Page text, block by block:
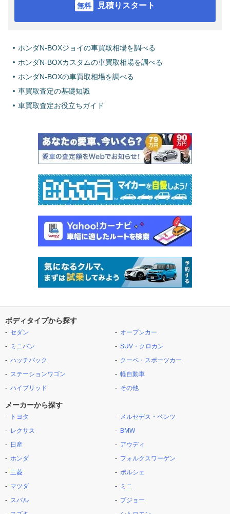
見積りスタート
ホンダN-BOXジョイの車買取相場を調べる
ホンダN-BOXカスタムの車買取相場を調べる
ホンダN-BOXの車買取相場を調べる
車買取査定の基礎知識
車買取査定お役立ちガイド
ボディタイプから探す
セダン
ミニバン
ハッチバック
ステーションワゴン
ハイブリッド
オープンカー
SUV・クロカン
クーペ・スポーツカー
軽自動車
その他
メーカーから探す
トヨタ
レクサス
日産
ホンダ
三菱
マツダ
スバル
メルセデス・ベンツ
BMW
アウディ
フォルクスワーゲン
ポルシェ
ミニ
プジョー